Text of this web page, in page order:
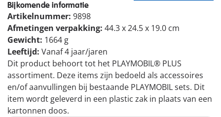
Bijkomende informatie
Artikelnummer: 9898
Afmetingen verpakking: 44.3 x 24.5 x 19.0 cm
Gewicht: 1664 g
Leeftijd: Vanaf 4 jaar/jaren
Dit product behoort tot het PLAYMOBIL® PLUS
assortiment. Deze items zijn bedoeld als accessoires
en/of aanvullingen bij bestaande PLAYMOBIL sets. Dit
item wordt geleverd in een plastic zak in plaats van een
kartonnen doos.